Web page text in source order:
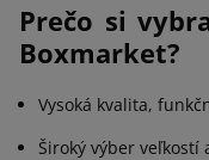
Prečo si
Boxmarket?
Vysoká kvalita,
Široký výber veľkostí